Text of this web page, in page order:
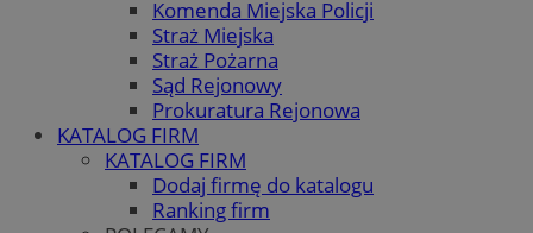
Komenda Miejska Policji
Straż Miejska
Straż Pożarna
Sąd Rejonowy
Prokuratura Rejonowa
KATALOG FIRM
KATALOG FIRM
Dodaj firmę do katalogu
Ranking firm